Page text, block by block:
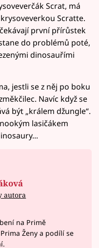
Scrat, má
Scratte.
první přírůstek
do problémů poté,
dinosauřími
jestli se z něj po boku
Navíc když se
být „králem džungle“.
lasičákem
autora
na Primě
Ženy a podílí se